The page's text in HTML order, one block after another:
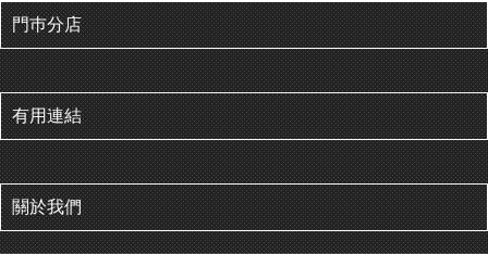
門巿分店
有用連結
關於我們